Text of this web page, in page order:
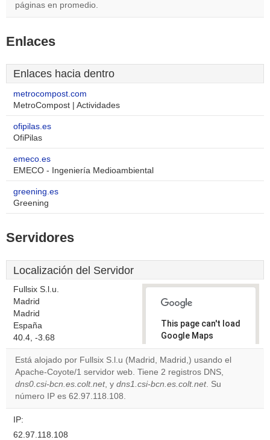
páginas en promedio.
Enlaces
Enlaces hacia dentro
metrocompost.com
MetroCompost | Actividades
ofipilas.es
OfiPilas
emeco.es
EMECO - Ingeniería Medioambiental
greening.es
Greening
Servidores
Localización del Servidor
Fullsix S.l.u.
Madrid
Madrid
España
40.4, -3.68
This page can't load
Google Maps
correctly.
Do you
own this
Está alojado por Fullsix S.l.u (Madrid, Madrid,) usando el
Apache-Coyote/1 servidor web. Tiene 2 registros DNS,
dns0.csi-bcn.es.colt.net, y dns1.csi-bcn.es.colt.net. Su
número IP es 62.97.118.108.
IP:
62.97.118.108